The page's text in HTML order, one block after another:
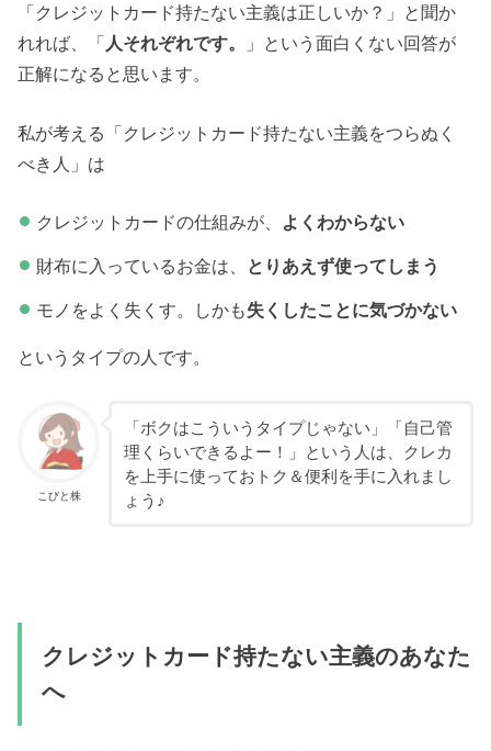
「クレジットカード持たない主義は正しいか？」と聞か
れれば、「 人それぞれです。
」という面白くない回答が
正解になると思います。
私が考える「クレジットカード持たない主義をつらぬく
べき人」は
クレジットカードの仕組みが、 よくわからない
財布に入っているお金は、 とりあえず使ってしまう
モノをよく失くす。しかも失くしたことに気づかない
というタイプの人です。
こびと株
「ボクはこういうタイプじゃない」「自己管
理くらいできるよー！」という人は、クレカ
を上手に使っておトク＆便利を手に入れまし
ょう♪
クレジットカード持たない主義のあなた
へ